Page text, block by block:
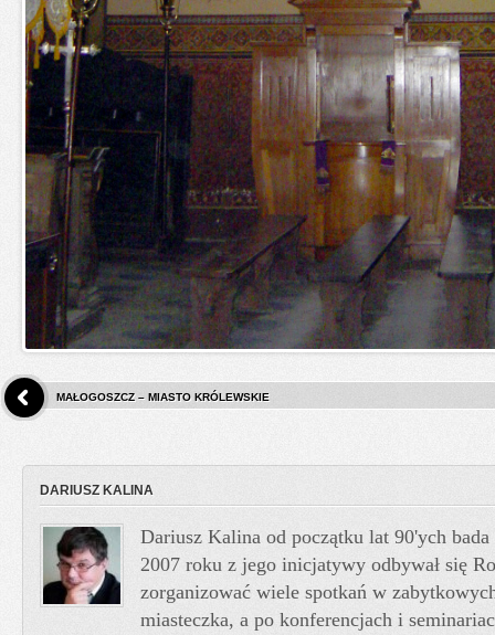
MAŁOGOSZCZ – MIASTO KRÓLEWSKIE
DARIUSZ KALINA
Dariusz Kalina od początku lat 90'ych bada
2007 roku z jego inicjatywy odbywał się
zorganizować wiele spotkań w
miasteczka, a po konferencjach i